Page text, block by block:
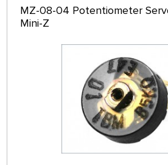
MZ-08-04 Potentiometer
Mini-Z